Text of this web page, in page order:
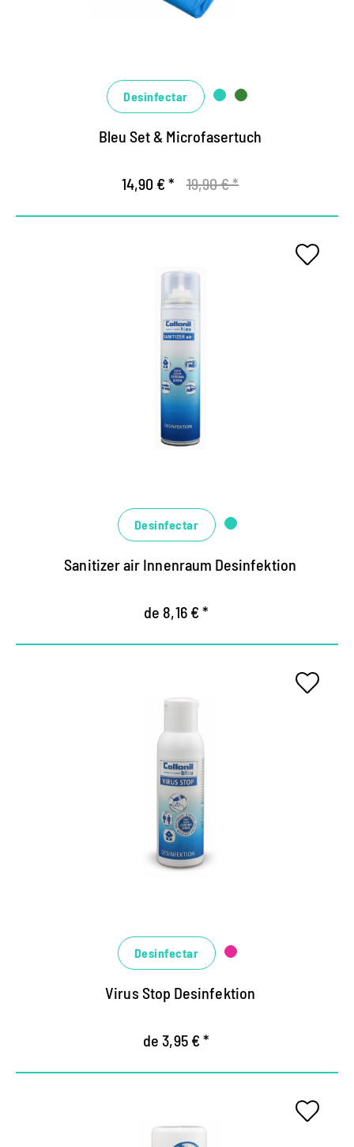
Efectivo solo, efectivamente entrelazado.
Desinfectar
Bleu Set & Microfasertuch
14,90 € * 19,90 € *
Aire fresco higiénico en
interiores
Desinfecta residenciales y de oficina, caravanas,
autocaravanas, gondolas de esqui y Co.
Asegura la higiene de aire de forma duradera y la
Desinfectar
Sanitizer air Innenraum Desinfektion
de 8,16 € *
El expert en higiene para
manos y superficies.
Disinfectante líquido altamente efectivo, de
manos y superficies.
Funciona de manera confiable contra las
macadamia
Desinfectar
Virus Stop Desinfektion
de 3,95 € *